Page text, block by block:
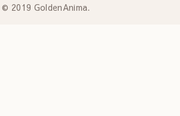
© 2019 GoldenAnima.